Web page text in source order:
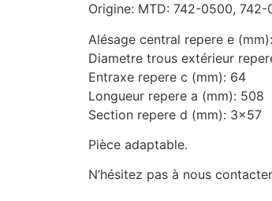
Origine: MTD: 742-0500,
Alésage central repere e
Diametre trous extérieur
Entraxe repere c (mm): 64
Longueur repere a (mm): 508
Section repere d (mm): 3×57
Pièce adaptable.
N’hésitez pas à nous